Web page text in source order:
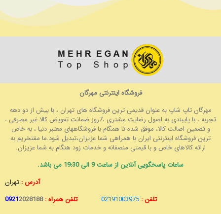
فروشگاه اینترنتی مهرگان
مهرگان تاپ شاپ به عنوان قدیمی ترین فروشگاه های تهران ، با بیش از دو دهه
تجربه ، با پایبندی به اصول رضایت مشتری ،7روز ضمانت تعویض کالا غیر مصرفی ،
و تضمین اصالت کالا، موفق شده تا همگام با فروشگاههای معتبر دنیا ، به خاص
ترین فروشگاه اینترنتی ایران با همراهی شما عزیزان،تبدیل شود.ما مفتخریم به
ارائه کالاهای خاص و با قیمتی منصفانه و خدمات زود هنگام به شما عزیزان.
ساعات پاسخگویی آنلاین از ساعت 9 الی 19:30 می باشد.
آدرس : تهران
تلفن : 02191003975 تلفن همراه : 09212028188